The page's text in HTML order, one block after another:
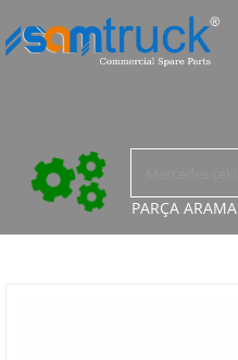
PARÇA ARAMA